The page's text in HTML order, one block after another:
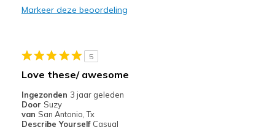
View On Shoes Shoes are for Wearing
Markeer deze beoordeling
5
Love these/ awesome
Ingezonden 3 jaar geleden
Door Suzy
van San Antonio, Tx
Describe Yourself Casual